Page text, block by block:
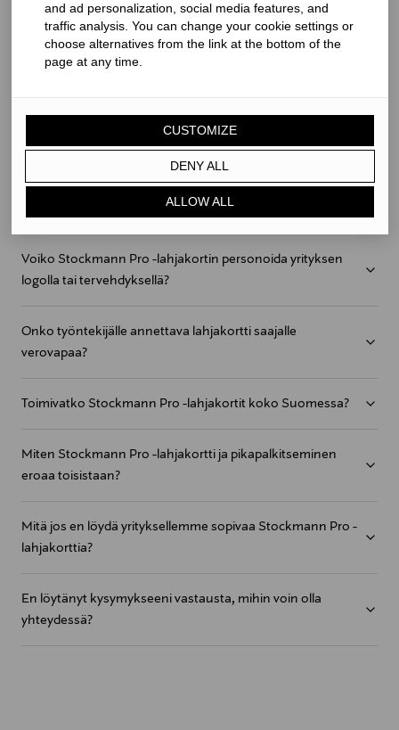
and ad personalization, social media features, and
traffic analysis. You can change your cookie settings or
choose alternatives from the link at the bottom of the
page at any time.
CUSTOMIZE
DENY ALL
ALLOW ALL
Voinko vaihtaa tai palauttaa saamani lahjan?
Löytyykö valikoimasta aineettomia lahjoja?
Kuinka Stockmann Pro -yrityslahjakortti toimitetaan
Voiko Stockmann Pro -lahjakortin personoida yrityksen
logolla tai tervehdyksellä?
Onko työntekijälle annettava lahjakortti saajalle
verovapaa?
Toimivatko Stockmann Pro -lahjakortit koko Suomessa?
Miten Stockmann Pro -lahjakortti ja pikapalkitseminen
eroaa toisistaan?
Mitä jos en löydä yrityksellemme sopivaa Stockmann Pro -
lahjakorttia?
En löytänyt kysymykseeni vastausta, mihin voin olla
yhteydessä?